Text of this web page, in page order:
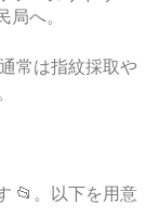
へ。
常は指紋採取や
📂。以下を用意